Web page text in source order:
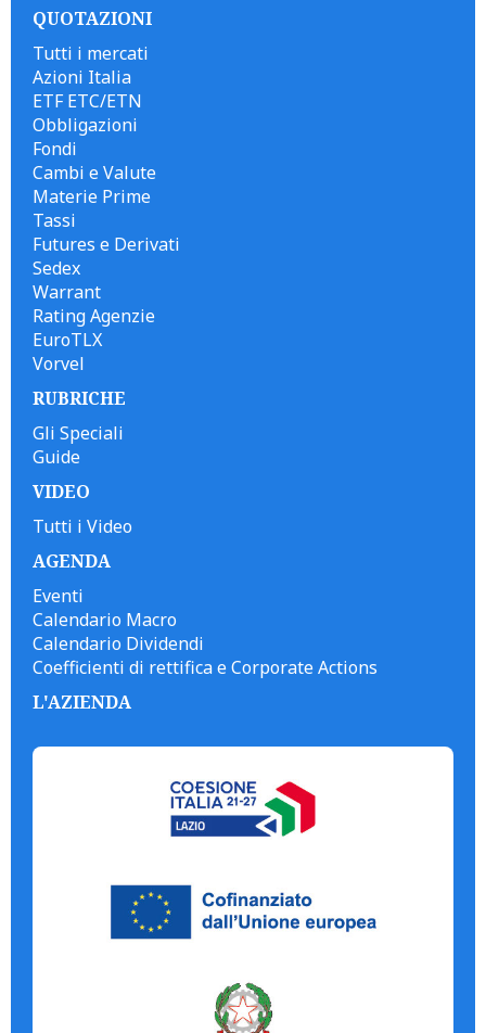
QUOTAZIONI
Tutti i mercati
Azioni Italia
ETF ETC/ETN
Obbligazioni
Fondi
Cambi e Valute
Materie Prime
Tassi
Futures e Derivati
Sedex
Warrant
Rating Agenzie
EuroTLX
Vorvel
RUBRICHE
Gli Speciali
Guide
VIDEO
Tutti i Video
AGENDA
Eventi
Calendario Macro
Calendario Dividendi
Coefficienti di rettifica e Corporate Actions
L'AZIENDA